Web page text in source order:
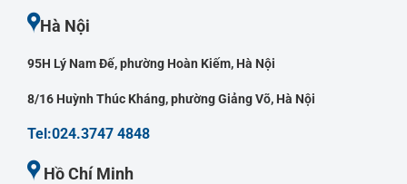
Hà Nội
95H Lý Nam Đế, phường Hoàn Kiếm, Hà Nội
8/16 Huỳnh Thúc Kháng, phường Giảng Võ, Hà Nội
Tel:024.3747 4848
Hồ Chí Minh